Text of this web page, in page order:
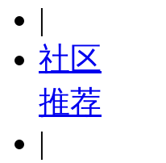
|
社区
推荐
|